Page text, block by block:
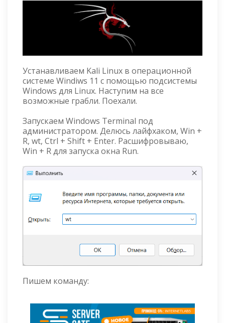
Устанавливаем Kali Linux в операционной
системе Windiws 11 с помощью подсистемы
Windows для Linux. Наступим на все
возможные грабли. Поехали.
Запускаем Windows Terminal под
администратором. Делюсь лайфхаком, Win +
R, wt, Ctrl + Shift + Enter. Расшифровываю,
Win + R для запуска окна Run.
Пишем команду: